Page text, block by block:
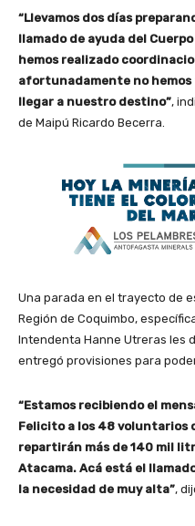
“Llevamos dos días
llamado de ayuda del
hemos realizado
afortunadamente no
llegar a nuestro destino”,
de Maipú Ricardo Becerra.
Una parada en el trayecto de
Región de Coquimbo,
Intendenta Hanne Utreras les
entregó provisiones para
“Estamos recibiendo el
Felicito a los 48 voluntarios
repartirán más de 140 mil
Atacama. Acá está el
la necesidad de muy alta”,